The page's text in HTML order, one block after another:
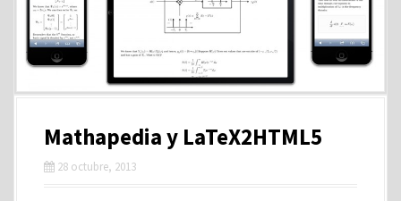
Mathapedia y LaTeX2HTML5
28 octubre, 2013